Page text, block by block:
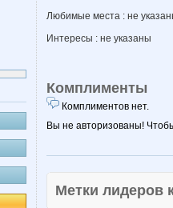
Любимые места : не
Интересы : не указаны
Комплименты
Комплиментов нет.
Вы не авторизованы!
Метки